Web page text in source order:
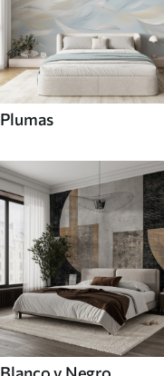
Plumas